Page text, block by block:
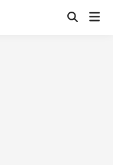
Open